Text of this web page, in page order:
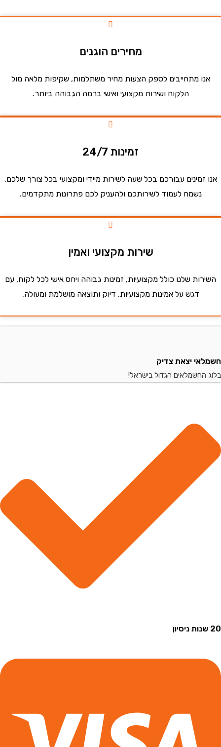
מחירים הוגנים
מתחייבים לספק הצעות מחיר משתלמות, שקיפות מלאה מול
הלקוח ושירות מקצועי ואישי ברמה הגבוהה ביותר.
זמינות 24/7
עבורכם בכל שעה לשירות מיידי ומקצועי בכל צורך שלכם.
נשמח לעמוד לשירותכם ולהעניק לכם פתרונות מתקדמים.
שירות מקצועי ואמין
שלנו כולל מקצועיות, זמינות גבוהה ויחס אישי לכל לקוח, עם
דגש על אמינות מקצועיות, דיוק ותוצאה מושלמת ומעולה.
יצאת צדיק
הגדול בישראל!